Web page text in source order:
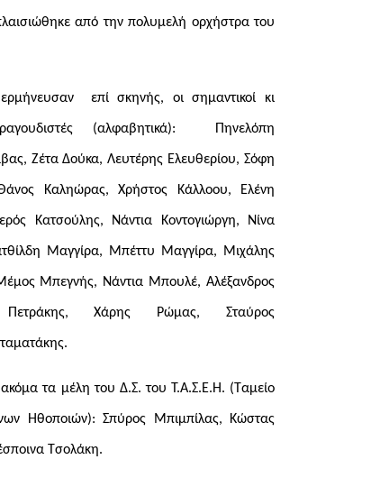
από την πολυμελή ορχήστρα του
επί σκηνής, οι σημαντικοί κι
(αλφαβητικά): Πηνελόπη
Ζέτα Δούκα, Λευτέρης Ελευθερίου, Σόφη
Καληώρας, Χρήστος Κάλλοου, Ελένη
Κατσούλης, Νάντια Κοντογιώργη, Νίνα
Μαγγίρα, Μπέττυ Μαγγίρα, Μιχάλης
Μπεγνής, Νάντια Μπουλέ, Αλέξανδρος
Πετράκης, Χάρης Ρώμας, Σταύρος
τα μέλη του Δ.Σ. του Τ.Α.Σ.Ε.Η. (Ταμείο
Ηθοποιών): Σπύρος Μπιμπίλας, Κώστας
Τσολάκη.